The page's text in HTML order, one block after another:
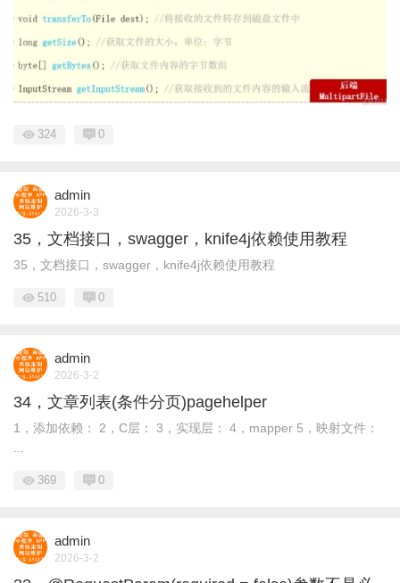
324 0
admin
2026-3-3
35，文档接口，swagger，knife4j依赖使用教程
35，文档接口，swagger，knife4j依赖使用教程
510 0
admin
2026-3-2
34，文章列表(条件分页)pagehelper
1，添加依赖： 2，C层： 3，实现层： 4，mapper 5，映射文件：
369 0
admin
2026-3-2